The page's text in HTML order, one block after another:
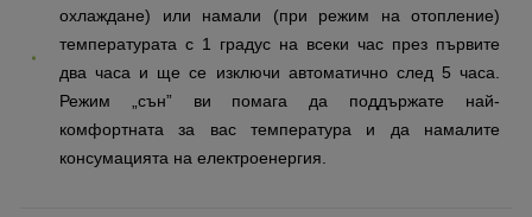
охлаждане) или намали (при режим на отопление)
температурата с 1 градус на всеки час през първите
два часа и ще се изключи автоматично след 5 часа.
Режим „сън” ви помага да поддържате най-
комфортната за вас температура и да намалите
консумацията на електроенергия.